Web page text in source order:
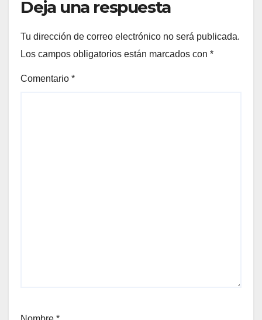
Deja una respuesta
Tu dirección de correo electrónico no será publicada.
Los campos obligatorios están marcados con *
Comentario *